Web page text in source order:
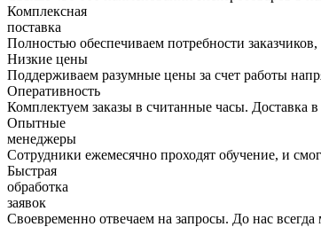
Комплексная
поставка
Полностью обеспечиваем потребности
Низкие цены
Поддерживаем разумные цены за счет работы
Оперативность
Комплектуем заказы в считанные часы. Доставка
Опытные
менеджеры
Сотрудники ежемесячно проходят обучение, и
Быстрая
обработка
заявок
Своевременно отвечаем на запросы. До нас